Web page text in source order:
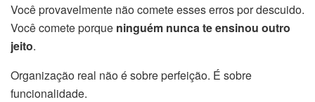
Você provavelmente não comete esses erros por descuido.
Você comete porque ninguém nunca te ensinou outro
jeito.
Organização real não é sobre perfeição. É sobre
funcionalidade.